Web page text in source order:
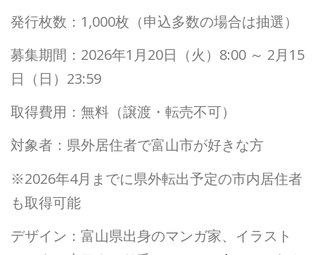
発行枚数：1,000枚（申込多数の場合は抽選）
募集期間：2026年1月20日（火）8:00 ～ 2月15
日（日）23:59
取得費用：無料（譲渡・転売不可）
対象者：県外居住者で富山市が好きな方
※2026年4月までに県外転出予定の市内居住者
も取得可能
デザイン：富山県出身のマンガ家、イラスト